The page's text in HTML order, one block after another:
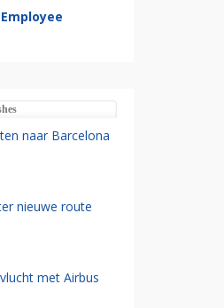
naar Barcelona
nieuwe route
met Airbus